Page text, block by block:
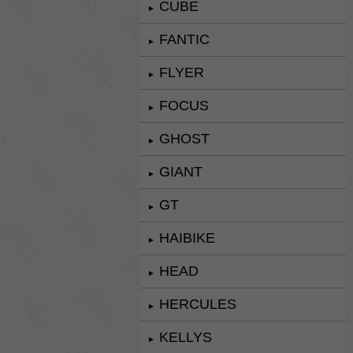
► CUBE
► FANTIC
► FLYER
► FOCUS
► GHOST
► GIANT
► GT
► HAIBIKE
► HEAD
► HERCULES
► KELLYS